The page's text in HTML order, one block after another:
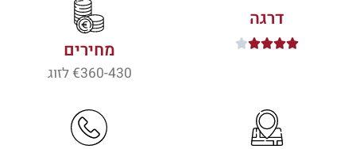
דרגה




 מחירים
360-430€ לזוג